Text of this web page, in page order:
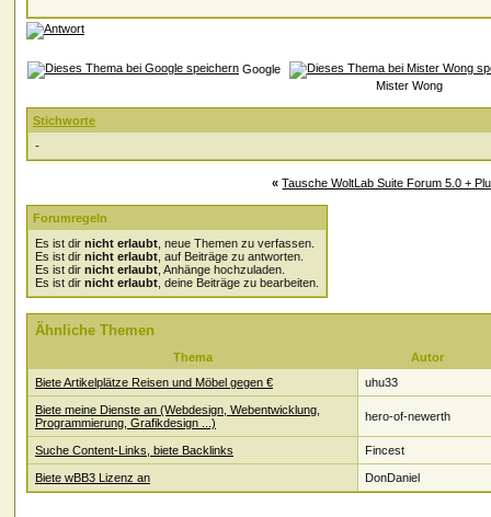
Google
Mister Wong
Stichworte
-
« Tausche WoltLab Suite Forum 5.0 +
Forumregeln
Es ist dir nicht erlaubt , neue Themen zu verfassen.
Es ist dir nicht erlaubt , auf Beiträge zu antworten.
Es ist dir nicht erlaubt , Anhänge hochzuladen.
Es ist dir nicht erlaubt , deine Beiträge zu bearbeiten.
Ähnliche Themen
Thema
Autor
Biete Artikelplätze Reisen und Möbel gegen €
uhu33
Biete meine Dienste an (Webdesign, Webentwicklung,
Programmierung, Grafikdesign ...)
hero-of-newerth
Suche Content-Links, biete Backlinks Fincest
Biete wBB3 Lizenz an DonDaniel